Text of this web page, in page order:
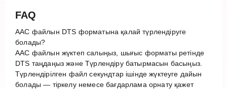
FAQ
AAC файлын DTS форматына қалай түрлендіруге
болады?
AAC файлын жүктеп салыңыз, шығыс форматы ретінде
DTS таңдаңыз және Түрлендіру батырмасын басыңыз.
Түрлендірілген файл секундтар ішінде жүктеуге дайын
болады — тіркелу немесе бағдарлама орнату қажет